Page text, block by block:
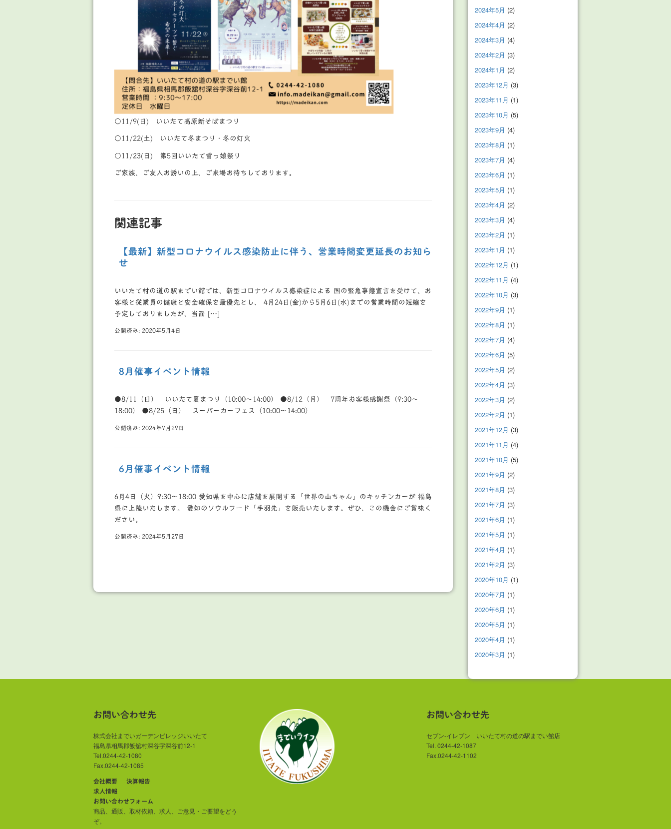
○11/9(日) いいたて高原新そばまつり
○11/22(土) いいたて冬まつり・冬の灯火
○11/23(日) 第5回いいたて雪っ娘祭り
ご家族、ご友人お誘いの上、ご来場お待ちしております。
関連記事
【最新】新型コロナウイルス感染防止に伴う、営業時間変更延長のお知ら
せ
いいたて村の道の駅までい館では、新型コロナウイルス感染症による 国の緊急事態宣言を受けて、お
客様と従業員の健康と安全確保を最優先とし、 4月24日(金)から5月6日(水)までの営業時間の短縮を
予定しておりましたが、当面 […]
公開済み: 2020年5月4日
8月催事イベント情報
●8/11（日） いいたて夏まつり（10:00～14:00） ●8/12（月） 7周年お客様感謝祭（9:30～
18:00） ●8/25（日） スーパーカーフェス（10:00～14:00）
公開済み: 2024年7月29日
6月催事イベント情報
6月4日（火）9:30～18:00 愛知県を中心に店舗を展開する「世界の山ちゃん」のキッチンカーが 福島
県に上陸いたします。 愛知のソウルフード「手羽先」を販売いたします。ぜひ、この機会にご賞味く
ださい。
公開済み: 2024年5月27日
2024年5月 (2)
2024年4月 (2)
2024年3月 (4)
2024年2月 (3)
2024年1月 (2)
2023年12月 (3)
2023年11月 (1)
2023年10月 (5)
2023年9月 (4)
2023年8月 (1)
2023年7月 (4)
2023年6月 (1)
2023年5月 (1)
2023年4月 (2)
2023年3月 (4)
2023年2月 (1)
2023年1月 (1)
2022年12月 (1)
2022年11月 (4)
2022年10月 (3)
2022年9月 (1)
2022年8月 (1)
2022年7月 (4)
2022年6月 (5)
2022年5月 (2)
2022年4月 (3)
2022年3月 (2)
2022年2月 (1)
2021年12月 (3)
2021年11月 (4)
2021年10月 (5)
2021年9月 (2)
2021年8月 (3)
2021年7月 (3)
2021年6月 (1)
2021年5月 (1)
2021年4月 (1)
2021年2月 (3)
2020年10月 (1)
2020年7月 (1)
2020年6月 (1)
2020年5月 (1)
2020年4月 (1)
2020年3月 (1)
お問い合わせ先
株式会社までいガーデンビレッジいいたて
福島県相馬郡飯舘村深谷字深谷前12-1
Tel.0244-42-1080
Fax.0244-42-1085
会社概要
決算報告
求人情報
お問い合わせフォーム
商品、通販、取材依頼、求人、ご意見・ご要望をどう
ぞ。
お問い合わせ先
セブン-イレブン いいたて村の道の駅までい館店
Tel. 0244-42-1087
Fax.0244-42-1102